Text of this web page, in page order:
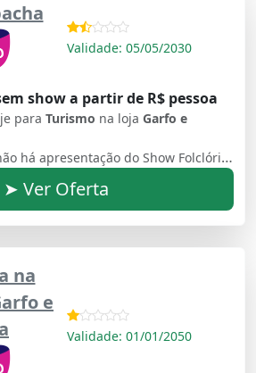
Validade: 05/05/2030
show a partir de R$ pessoa
para Turismo na loja Garfo e
Atenção: Neste dia não há apresentação do Show Folclórico
➤ Ver Oferta
na
e
Validade: 01/01/2050